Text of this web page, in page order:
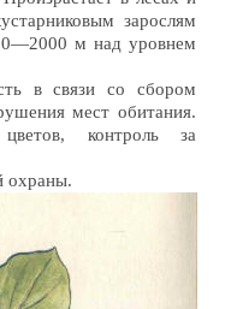
зарослям
м над уровнем
в связи со сбором
мест обитания.
контроль за
охраны.